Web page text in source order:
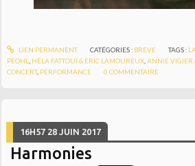
LIEN PERMANENT CATÉGORIES : BREVE TAGS :
PEOHL
HÉLA FATTOUI & ERIC LAMOUREUX ,ANNIE VIGIER
CONCERT, PERFORMANCE 0 COMMENTAIRE
16H57 28 JUIN 2017
Harmonies